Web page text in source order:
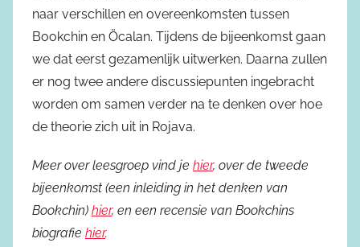
naar verschillen en overeenkomsten tussen
Bookchin en Öcalan. Tijdens de bijeenkomst gaan
we dat eerst gezamenlijk uitwerken. Daarna zullen
er nog twee andere discussiepunten ingebracht
worden om samen verder na te denken over hoe
de theorie zich uit in Rojava.
Meer over leesgroep vind je hier, over de tweede
bijeenkomst (een inleiding in het denken van
Bookchin) hier, en een recensie van Bookchins
biografie hier.